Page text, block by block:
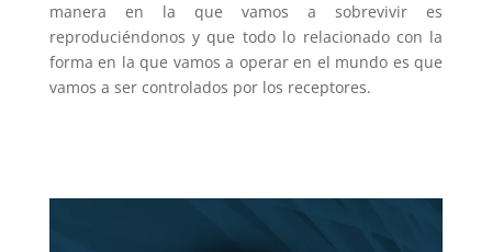
manera en la que vamos a sobrevivir es
reproduciéndonos y que todo lo relacionado con la
forma en la que vamos a operar en el mundo es que
vamos a ser controlados por los receptores.